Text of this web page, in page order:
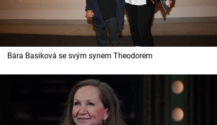
Bára Basiková se svým synem Theodorem